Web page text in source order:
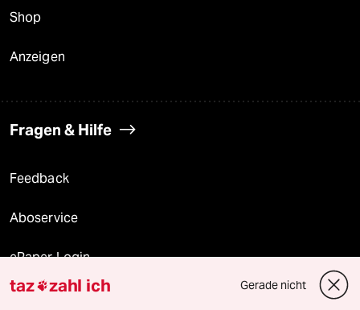
Shop
Anzeigen
Fragen & Hilfe
Feedback
Aboservice
ePaper Login
Downloads für Abonnierende
taz zahl ich Gerade nicht